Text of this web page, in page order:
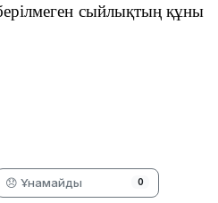
сыйлықтың құны
😞 Ұнамайды 0